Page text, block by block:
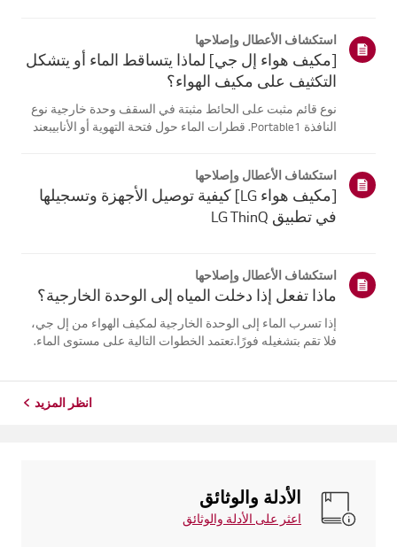
توصيلات المقابس الكهربائية. ...
استكشاف الأعطال وإصلاحها
[مكيف هواء إل جي] لماذا يتساقط الماء أو يتشكل
التكثيف على مكيف الهواء؟
نوع قائم مثبت على الحائط مثبتة في السقف وحدة خارجية نوع
النافذة Portable1. قطرات الماء حول فتحة التهوية أو الأنابيبعند
فيالغرفة...
استكشاف الأعطال وإصلاحها
[مكيف هواء LG] كيفية توصيل الأجهزة وتسجيلها
في تطبيق LG ThinQ
استكشاف الأعطال وإصلاحها
ماذا تفعل إذا دخلت المياه إلى الوحدة الخارجية؟
إذا تسرب الماء إلى الوحدة الخارجية لمكيف الهواء من إل جي،
فلا تقم بتشغيله فورًا.تعتمد الخطوات التالية على مستوى الماء.
انظر المزيد
الأدلة والوثائق
اعثر على الأدلة والوثائق